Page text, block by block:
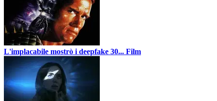
L'implacabile mostrò i deepfake 30... Film